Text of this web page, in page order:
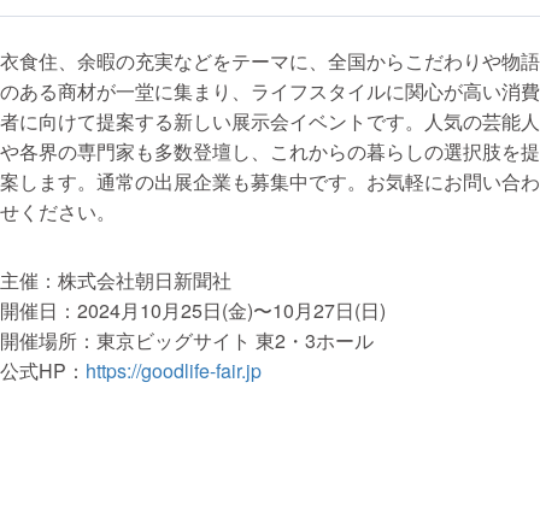
衣食住、余暇の充実などをテーマに、全国からこだわりや物語
のある商材が一堂に集まり、ライフスタイルに関心が高い消費
者に向けて提案する新しい展示会イベントです。人気の芸能人
や各界の専門家も多数登壇し、これからの暮らしの選択肢を提
案します。 通常の出展企業も募集中です。お気軽にお問い合わ
せください。
主催：株式会社朝日新聞社
開催日：2024月10月25日(金)〜10月27日(日)
開催場所：東京ビッグサイト 東2・3ホール
公式HP： https://goodlife-fair.jp